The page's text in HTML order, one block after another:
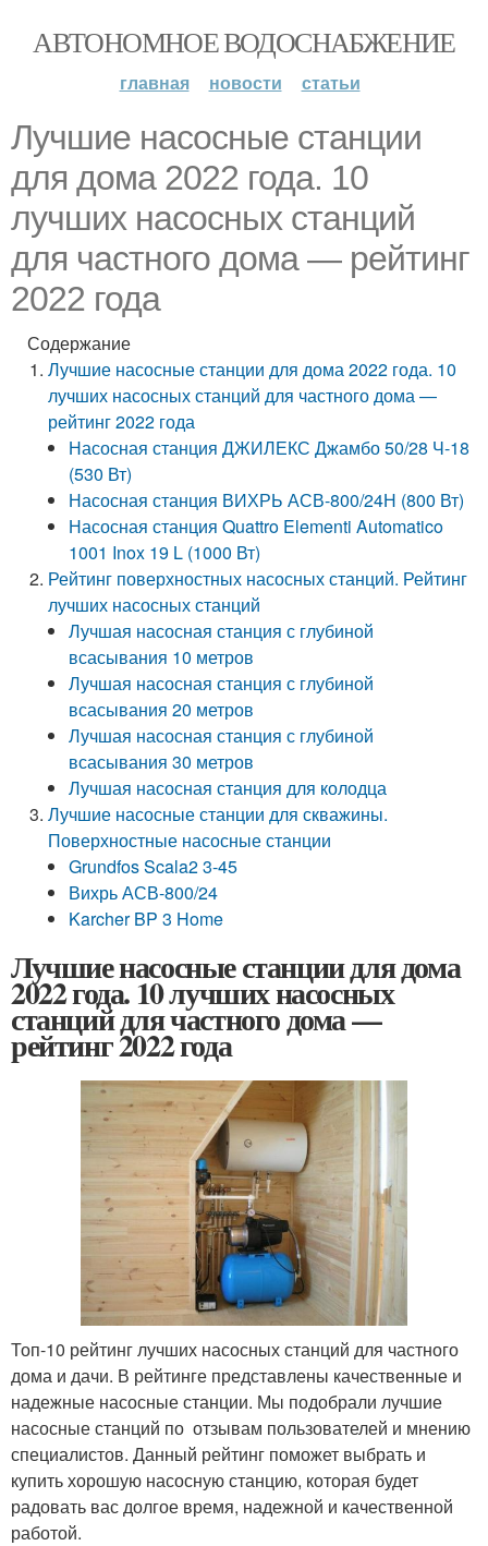
АВТОНОМНОЕ ВОДОСНАБЖЕНИЕ
главная новости статьи
Лучшие насосные станции
для дома 2022 года. 10
лучших насосных станций
для частного дома — рейтинг
2022 года
Содержание
Лучшие насосные станции для дома 2022 года. 10
лучших насосных станций для частного дома —
рейтинг 2022 года
Насосная станция ДЖИЛЕКС Джамбо 50/28 Ч-18
(530 Вт)
Насосная станция ВИХРЬ АСВ-800/24Н (800 Вт)
Насосная станция Quattro Elementi Automatico
1001 Inox 19 L (1000 Вт)
Рейтинг поверхностных насосных станций. Рейтинг
лучших насосных станций
Лучшая насосная станция с глубиной
всасывания 10 метров
Лучшая насосная станция с глубиной
всасывания 20 метров
Лучшая насосная станция с глубиной
всасывания 30 метров
Лучшая насосная станция для колодца
Лучшие насосные станции для скважины.
Поверхностные насосные станции
Grundfos Scala2 3-45
Вихрь АСВ-800/24
Karcher BP 3 Home
Лучшие насосные станции для дома
2022 года. 10 лучших насосных
станций для частного дома —
рейтинг 2022 года
Топ-10 рейтинг лучших насосных станций для частного
дома и дачи. В рейтинге представлены качественные и
надежные насосные станции. Мы подобрали лучшие
насосные станций по отзывам пользователей и мнению
специалистов. Данный рейтинг поможет выбрать и
купить хорошую насосную станцию, которая будет
радовать вас долгое время, надежной и качественной
работой.